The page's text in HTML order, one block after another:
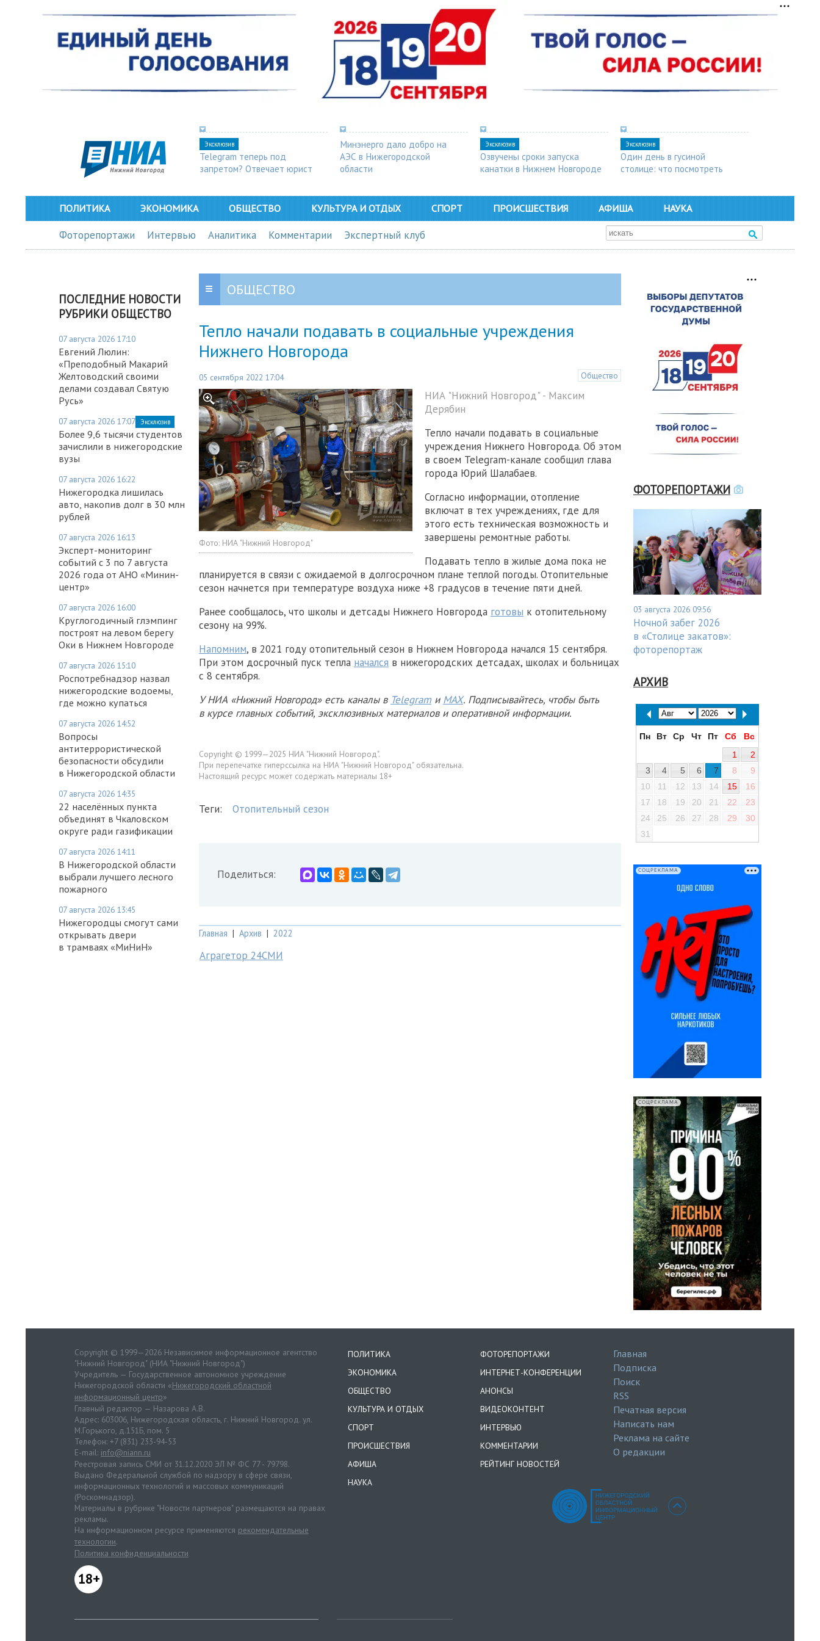
Эксклюзив
Telegram теперь под
запретом? Отвечает юрист
Минэнерго дало добро на
АЭС в Нижегородской
области
Эксклюзив
Озвучены сроки запуска
канатки в Нижнем Новгороде
Эксклюзив
Один день в гусиной
столице: что посмотреть
ПОЛИТИКА ЭКОНОМИКА ОБЩЕСТВО КУЛЬТУРА И ОТДЫХ СПОРТ ПРОИСШЕСТВИЯ АФИША НАУКА
Фоторепортажи Интервью Аналитика Комментарии Экспертный клуб
ПОСЛЕДНИЕ НОВОСТИ
РУБРИКИ ОБЩЕСТВО
07 августа 2026 17:10
Евгений Люлин:
«Преподобный Макарий
Желтоводский своими
делами создавал Святую
Русь»
07 августа 2026 17:07 Эксклюзив
Более 9,6 тысячи студентов
зачислили в нижегородские
вузы
07 августа 2026 16:22
Нижегородка лишилась
авто, накопив долг в 30 млн
рублей
07 августа 2026 16:13
Эксперт-мониторинг
событий с 3 по 7 августа
2026 года от АНО «Минин-
центр»
07 августа 2026 16:00
Круглогодичный глэмпинг
построят на левом берегу
Оки в Нижнем Новгороде
07 августа 2026 15:10
Роспотребнадзор назвал
нижегородские водоемы,
где можно купаться
07 августа 2026 14:52
Вопросы
антитеррористической
безопасности обсудили
в Нижегородской области
07 августа 2026 14:35
22 населённых пункта
объединят в Чкаловском
округе ради газификации
07 августа 2026 14:11
В Нижегородской области
выбрали лучшего лесного
пожарного
07 августа 2026 13:45
Нижегородцы смогут сами
открывать двери
в трамваях «МиНиН»
ОБЩЕСТВО
Тепло начали подавать в социальные учреждения
Нижнего Новгорода
05 сентября 2022 17:04 Общество
Фото: НИА "Нижний Новгород"
НИА "Нижний Новгород" - Максим
Дерябин
Тепло начали подавать в социальные
учреждения Нижнего Новгорода. Об этом
в своем Telegram-канале сообщил глава
города Юрий Шалабаев.
Согласно информации, отопление
включат в тех учреждениях, где для
этого есть техническая возможность и
завершены ремонтные работы.
Подавать тепло в жилые дома пока не
планируется в связи с ожидаемой в долгосрочном плане теплой погоды. Отопительные
сезон начнется при температуре воздуха ниже +8 градусов в течение пяти дней.
Ранее сообщалось, что школы и детсады Нижнего Новгорода готовы к отопительному
сезону на 99%.
Напомним, в 2021 году отопительный сезон в Нижнем Новгорода начался 15 сентября.
При этом досрочный пуск тепла начался в нижегородских детсадах, школах и больницах
с 8 сентября.
У НИА «Нижний Новгород» есть каналы в Telegram и MAX. Подписывайтесь, чтобы быть
в курсе главных событий, эксклюзивных материалов и оперативной информации.
Copyright © 1999—2025 НИА "Нижний Новгород".
При перепечатке гиперссылка на НИА "Нижний Новгород" обязательна.
Настоящий ресурс может содержать материалы 18+
Теги: Отопительный сезон
Поделиться:
Главная | Архив | 2022
Аграгетор 24СМИ
ФОТОРЕПОРТАЖИ
03 августа 2026 09:56
Ночной забег 2026
в «Столице закатов»:
фоторепортаж
АРХИВ
Пн Вт Ср Чт Пт Сб
Вс
1
2
3
4 5 6 7 8
9
10
11 12 13 14 15
16
17
18 19 20 21 22
23
24
25 26 27 28 29
30
31
СОЦРЕКЛАМА
СОЦРЕКЛАМА
Copyright © 1999—2026 Независимое информационное агентство
"Нижний Новгород" (НИА "Нижний Новгород")
Учредитель — Государственное автономное учреждение
Нижегородской области «Нижегородский областной
информационный центр»
Главный редактор — Назарова А.В.
Адрес: 603006, Нижегородская область, г. Нижний Новгород. ул.
М.Горького, д.151Б, пом. 5
Телефон: +7 (831) 233-94-53
E-mail: info@niann.ru
Реестровая запись СМИ от 31.12.2020 ЭЛ № ФС 77 - 79798.
Выдано Федеральной службой по надзору в сфере связи,
информационных технологий и массовых коммуникаций
(Роскомнадзор).
Материалы в рубрике "Новости партнеров" размещаются на правах
рекламы.
На информационном ресурсе применяются рекомендательные
технологии.
Политика конфиденциальности
18+
ПОЛИТИКА
ЭКОНОМИКА
ОБЩЕСТВО
КУЛЬТУРА И ОТДЫХ
СПОРТ
ПРОИСШЕСТВИЯ
АФИША
НАУКА
ФОТОРЕПОРТАЖИ
ИНТЕРНЕТ-КОНФЕРЕНЦИИ
АНОНСЫ
ВИДЕОКОНТЕНТ
ИНТЕРВЬЮ
КОММЕНТАРИИ
РЕЙТИНГ НОВОСТЕЙ
Главная
Подписка
Поиск
RSS
Печатная версия
Написать нам
Реклама на сайте
О редакции